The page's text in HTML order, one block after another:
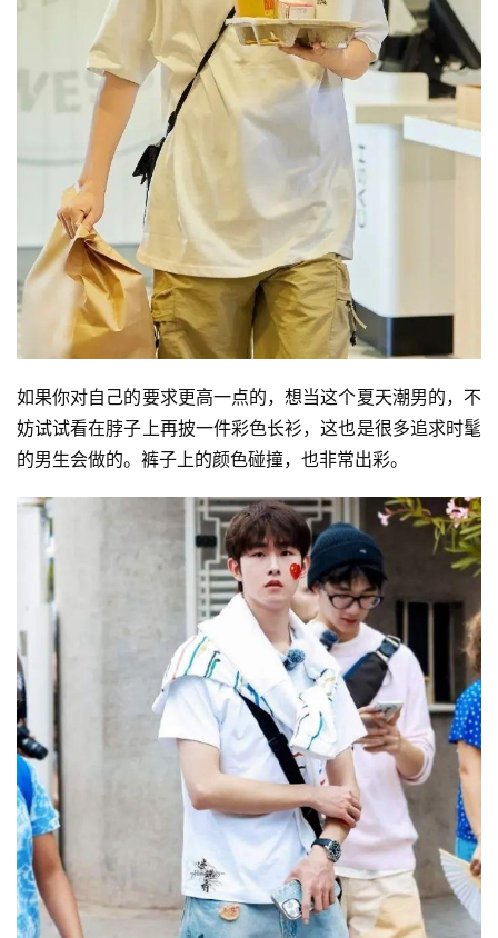
如果你对自己的要求更高一点的，想当这个夏天潮男的，不
妨试试看在脖子上再披一件彩色长衫，这也是很多追求时髦
的男生会做的。裤子上的颜色碰撞，也非常出彩。